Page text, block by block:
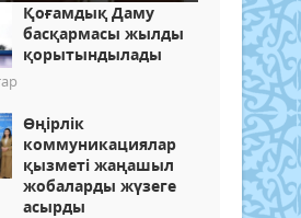
Қоғамдық Даму
басқармасы жылды
қорытындылады
Өңірлік
коммуникациялар
қызметі жаңашыл
жобаларды жүзеге
асырды